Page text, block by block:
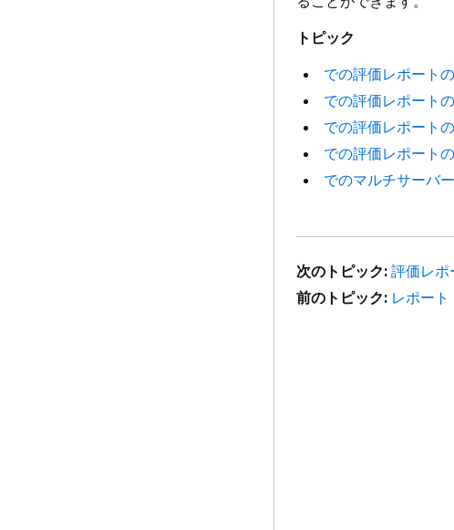
トピック
での評価レポート
での評価レポート
での評価レポート
での評価レポート
でのマルチサーバ
次のトピック: 評価レポ
前のトピック: レポート